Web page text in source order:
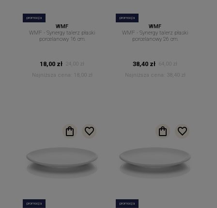
promocja
WMF
WMF - Synergy talerz płaski
porcelanowy 16 cm.
18,00 zł 24,00 zł
Najniższa cena:
18,00 zł
promocja
WMF
WMF - Synergy talerz płaski
porcelanowy 26 cm.
38,40 zł 64,00 zł
Najniższa cena:
38,40 zł
promocja promocja